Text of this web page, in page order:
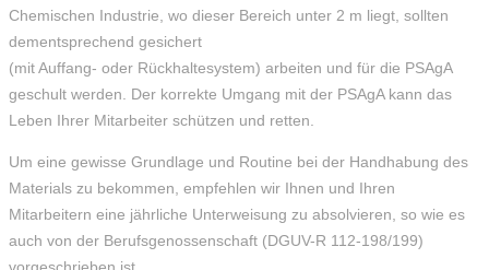
Chemischen Industrie, wo dieser Bereich unter 2 m liegt, sollten
dementsprechend gesichert
(mit Auffang- oder Rückhaltesystem) arbeiten und für die PSAgA
geschult werden. Der korrekte Umgang mit der PSAgA kann das
Leben Ihrer Mitarbeiter schützen und retten.
Um eine gewisse Grundlage und Routine bei der Handhabung des
Materials zu bekommen, empfehlen wir Ihnen und Ihren
Mitarbeitern eine jährliche Unterweisung zu absolvieren, so wie es
auch von der Berufsgenossenschaft (DGUV-R 112-198/199)